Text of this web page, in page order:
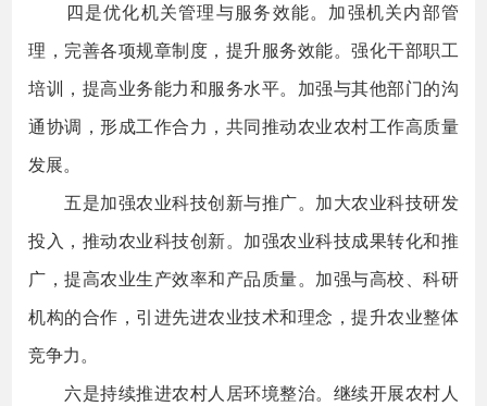
四是优化机关管理与服务效能。加强机关内部管
理，完善各项规章制度，提升服务效能。强化干部职工
培训，提高业务能力和服务水平。加强与其他部门的沟
通协调，形成工作合力，共同推动农业农村工作高质量
发展。
五是加强农业科技创新与推广。加大农业科技研发
投入，推动农业科技创新。加强农业科技成果转化和推
广，提高农业生产效率和产品质量。加强与高校、科研
机构的合作，引进先进农业技术和理念，提升农业整体
竞争力。
六是持续推进农村人居环境整治。继续开展农村人